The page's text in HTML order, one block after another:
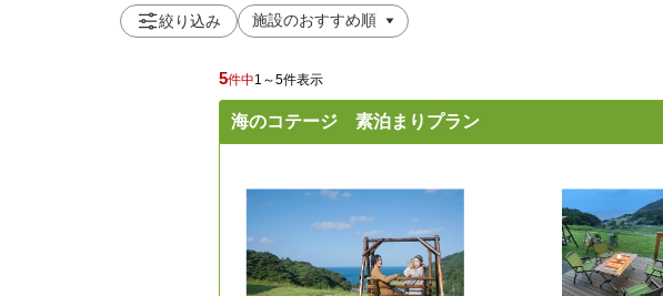
絞り込み
5件中1～5件表示
海のコテージ 素泊まりプラン